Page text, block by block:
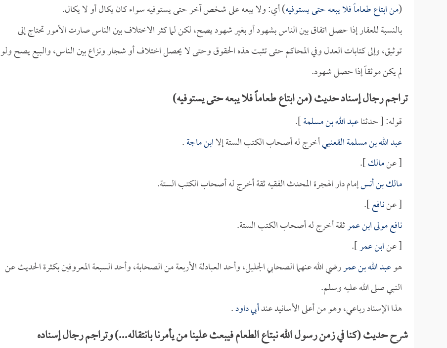
(من ابتاع طعاماً فلا يبعه حتى يستوفيه) أي: ولا يبعه على شخص آخر حتى يستوفيه سواء كان يكال أو لا يكال.
بالنسبة للعقار إذا حصل اتفاق بين الناس بشهود أو بغير شهود يصح، لكن لما كثر الاختلاف بين الناس صارت الأمور تحتاج إلى
توثيق، وإلى كتابات العدل وفي المحاكم حتى تثبت هذه الحقوق وحتى لا يحصل اختلاف أو شجار ونزاع بين الناس، والبيع يصح ولو
لم يكن موثقاً إذا حصل شهود.
تراجم رجال إسناد حديث (من ابتاع طعاماً فلا يبعه حتى يستوفيه)
قوله: [ حدثناعبد الله بن مسلمة].
عبد الله بن مسلمة القعنبيأخرج له أصحاب الكتب الستة إلاابن ماجة.
[ عنمالك].
مالك بن أنسإمام دار الهجرة المحدث الفقيه ثقة أخرج له أصحاب الكتب الستة.
[ عننافع].
نافع مولى ابن عمرثقة أخرج له أصحاب الكتب الستة.
[ عنابن عمر].
هوعبد الله بن عمررضي الله عنهما الصحابي الجليل، وأحد العبادلة الأربعة من الصحابة، وأحد السبعة المعروفين بكثرة الحديث عن
النبي صلى الله عليه وسلم.
هذا الإسناد رباعي، وهو من أعلى الأسانيد عندأبي داود.
شرح حديث (كنا في زمن رسول الله نبتاع الطعام فيبعث علينا من يأمرنا بانتقاله...) وتراجم رجال إسناده